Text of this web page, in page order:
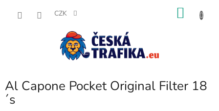
CZK
Al Capone Pocket Original Filter 18
´s